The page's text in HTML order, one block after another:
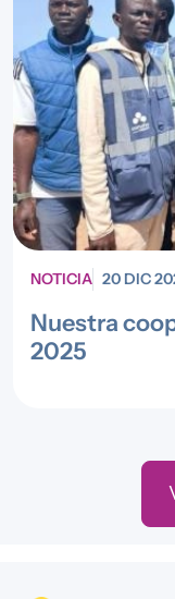
NOTICIA 20 DIC
Nuestra
2025